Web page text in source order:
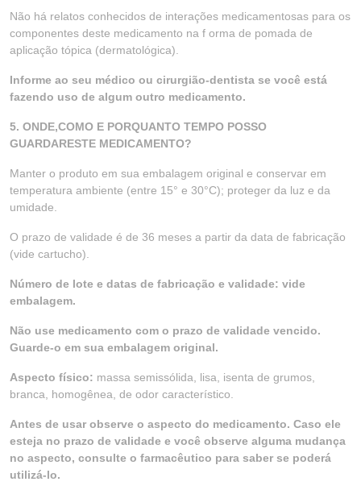
Não há relatos conhecidos de interações medicamentosas para os
componentes deste medicamento na f orma de pomada de
aplicação tópica (dermatológica).
Informe ao seu médico ou cirurgião-dentista se você está
fazendo uso de algum outro medicamento.
5. ONDE,COMO E PORQUANTO TEMPO POSSO
GUARDARESTE MEDICAMENTO?
Manter o produto em sua embalagem original e conservar em
temperatura ambiente (entre 15° e 30°C); proteger da luz e da
umidade.
O prazo de validade é de 36 meses a partir da data de fabricação
(vide cartucho).
Número de lote e datas de fabricação e validade: vide
embalagem.
Não use medicamento com o prazo de validade vencido.
Guarde-o em sua embalagem original.
Aspecto físico: massa semissólida, lisa, isenta de grumos,
branca, homogênea, de odor característico.
Antes de usar observe o aspecto do medicamento. Caso ele
esteja no prazo de validade e você observe alguma mudança
no aspecto, consulte o farmacêutico para saber se poderá
utilizá-lo.